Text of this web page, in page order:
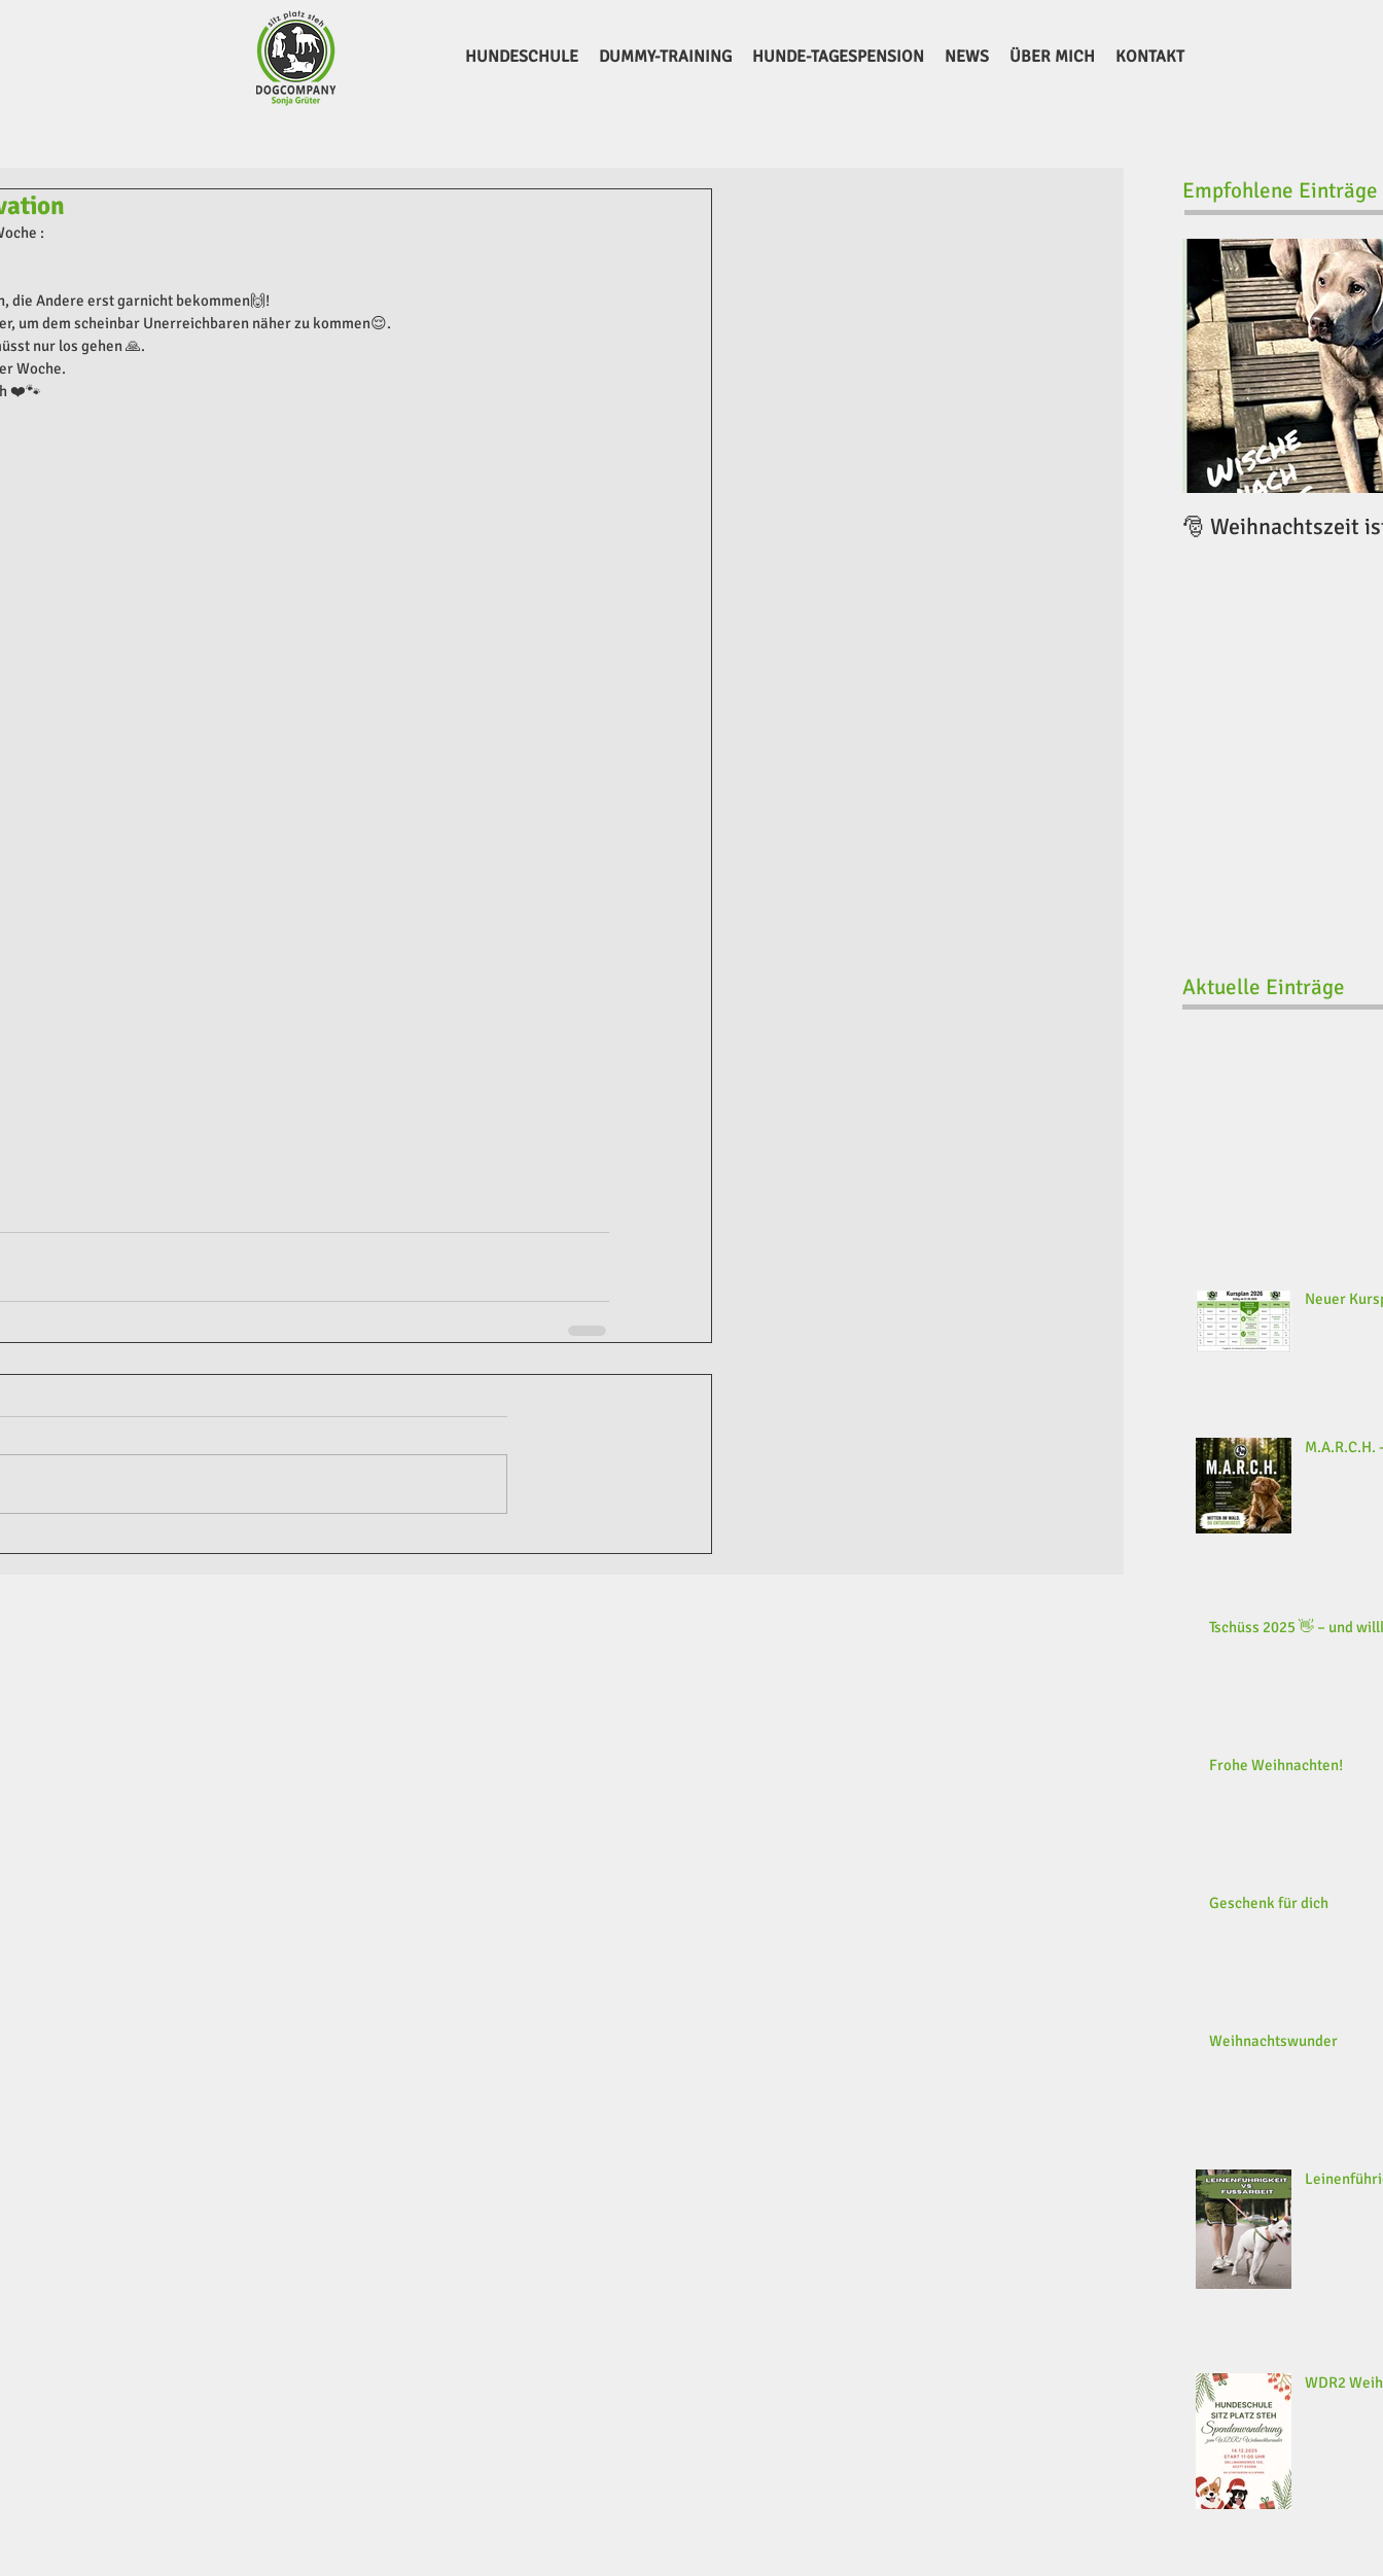
HUNDESCHULE DUMMY-TRAINING HUNDE-TAGESPENSION NEWS ÜBER MICH KONTAKT
:
die Andere erst garnicht bekommen🙌!
um dem scheinbar Unerreichbaren näher zu kommen😌.
nur los gehen 🙏.
Woche.
❤️🐾
Empfohlene Einträge
🎅 Weihnachtszeit
Aktuelle Einträge
Neuer
M.A.R.C.H.
Tschüss 2025 👋 – und
Frohe Weihnachten!
Geschenk für dich
Weihnachtswunder
WDR2